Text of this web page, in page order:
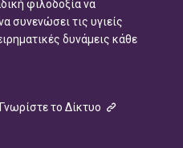
φιλοδοξία να
συνενώσει τις υγιείς
δυνάμεις κάθε
Γνωρίστε το Δίκτυο